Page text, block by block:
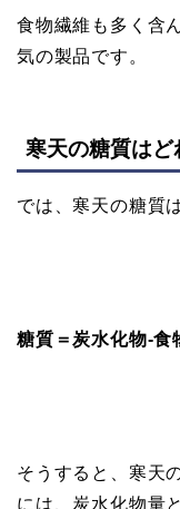
食物繊維も多く含
気の製品です。
寒天の糖質はど
では、寒天の糖質
糖質＝炭水化物-食
そうすると、寒天
には、炭水化物量